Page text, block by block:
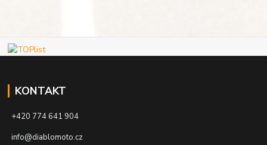
KONTAKT
+420 774 641 904
info@diablomoto.cz